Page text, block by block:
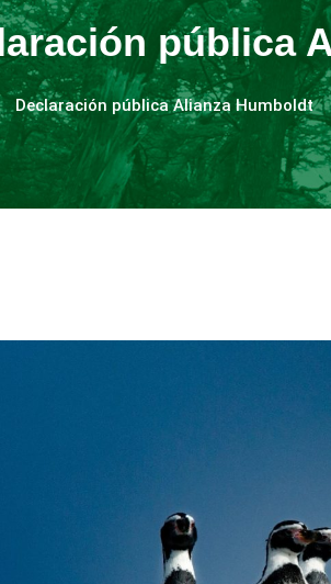
pública
Declaración pública Alianza Humboldt